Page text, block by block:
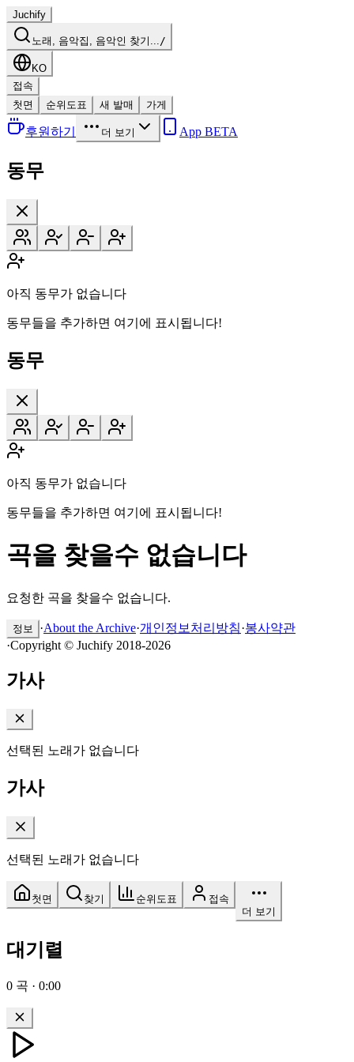
Juchify
노래, 음악집, 음악인 찾기.../
KO
접속
첫면
순위도표 새 발매 가게
후원하기 더 보기 App BETA
동무
아직 동무가 없습니다
동무들을 추가하면 여기에 표시됩니다!
동무
아직 동무가 없습니다
동무들을 추가하면 여기에 표시됩니다!
곡을 찾을수 없습니다
요청한 곡을 찾을수 없습니다.
정보 ·About the Archive·개인정보처리방침·봉사약관
·Copyright © Juchify 2018-2026
가사
선택된 노래가 없습니다
가사
선택된 노래가 없습니다
첫면 찾기 순위도표
접속
더 보기
대기렬
0 곡 · 0:00